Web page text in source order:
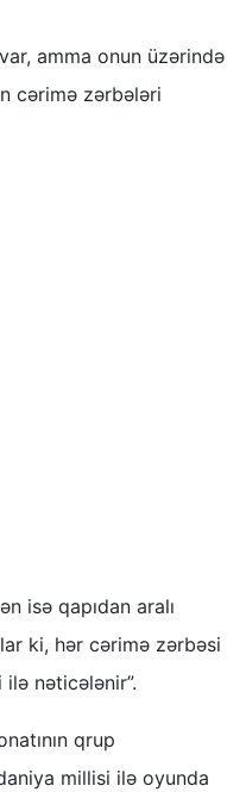
amma onun üzərində
cərimə zərbələri
isə qapıdan aralı
ki, hər cərimə zərbəsi
ilə nəticələnir”.
qrup
millisi ilə oyunda